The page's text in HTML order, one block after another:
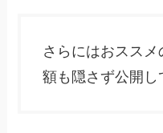
さらにはおスス
額も隠さず公開し